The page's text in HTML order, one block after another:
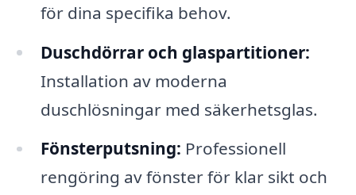
för dina specifika behov.
Duschdörrar och glaspartitioner:
Installation av moderna
duschlösningar med säkerhetsglas.
Fönsterputsning: Professionell
rengöring av fönster för klar sikt och